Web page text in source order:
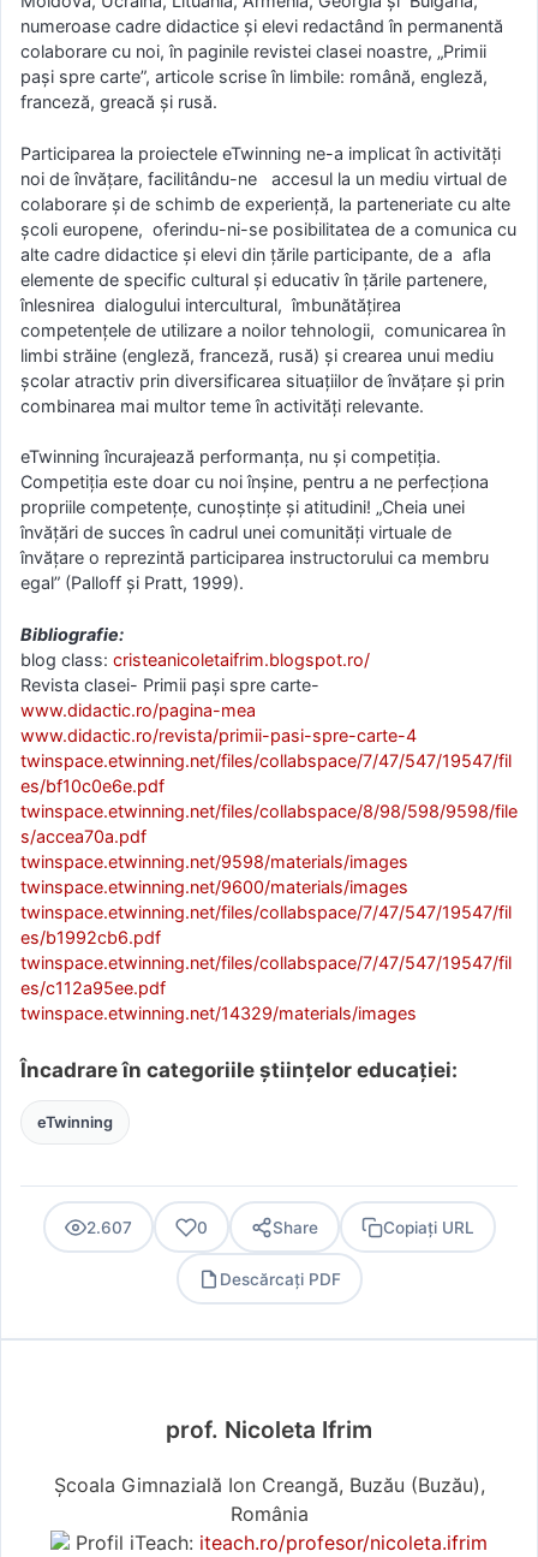
numeroase cadre didactice și elevi redactând în permanentă
colaborare cu noi, în paginile revistei clasei noastre, „Primii
pași spre carte”, articole scrise în limbile: română, engleză,
franceză, greacă și rusă.
Participarea la proiectele eTwinning ne-a implicat în activităţi
noi de învăţare, facilitându-ne accesul la un mediu virtual de
colaborare şi de schimb de experienţă, la parteneriate cu alte
școli europene, oferindu-ni-se posibilitatea de a comunica cu
alte cadre didactice și elevi din ţările participante, de a afla
elemente de specific cultural și educativ în ţările partenere,
înlesnirea dialogului intercultural, îmbunătăţirea
competenţele de utilizare a noilor tehnologii, comunicarea în
limbi străine (engleză, franceză, rusă) și crearea unui mediu
școlar atractiv prin diversificarea situaţiilor de învăţare și prin
combinarea mai multor teme în activităţi relevante.
eTwinning încurajează performanţa, nu şi competiţia.
Competiţia este doar cu noi înşine, pentru a ne perfecţiona
propriile competenţe, cunoştinţe şi atitudini! „Cheia unei
învăţări de succes în cadrul unei comunităţi virtuale de
învăţare o reprezintă participarea instructorului ca membru
egal” (Palloff şi Pratt, 1999).
Bibliografie:
blog class: cristeanicoletaifrim.blogspot.ro/
Revista clasei- Primii pași spre carte-
www.didactic.ro/pagina-mea
www.didactic.ro/revista/primii-pasi-spre-carte-4
twinspace.etwinning.net/files/collabspace/7/47/547/19547/fil
es/bf10c0e6e.pdf
twinspace.etwinning.net/files/collabspace/8/98/598/9598/file
s/accea70a.pdf
twinspace.etwinning.net/9598/materials/images
twinspace.etwinning.net/9600/materials/images
twinspace.etwinning.net/files/collabspace/7/47/547/19547/fil
es/b1992cb6.pdf
twinspace.etwinning.net/files/collabspace/7/47/547/19547/fil
es/c112a95ee.pdf
twinspace.etwinning.net/14329/materials/images
Încadrare în categoriile științelor educației:
eTwinning
2.607 0 Share Copiați URL
Descărcați PDF
prof. Nicoleta Ifrim
Școala Gimnazială Ion Creangă, Buzău (Buzău),
România
Profil iTeach: iteach.ro/profesor/nicoleta.ifrim